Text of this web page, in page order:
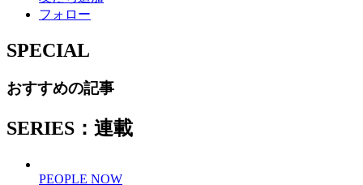
フォロー
SPECIAL
おすすめの記事
SERIES：連載
PEOPLE NOW